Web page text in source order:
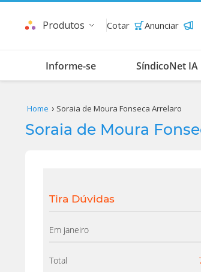
Produtos Cotar Anunciar
Informe-se SíndicoNet IA
Home Soraia de Moura Fonseca Arrelaro
Soraia de Moura
Tira Dúvidas
Em janeiro
Total